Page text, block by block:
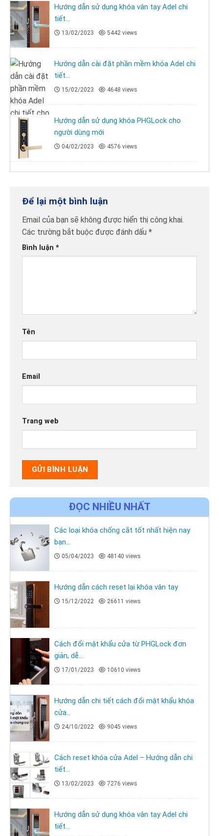
Hướng dẫn sử dụng khóa vân tay Adel chi
tiết...
13/02/2023 5442 views
Hướng dẫn cài đặt phần mềm khóa Adel chi
tiết...
15/02/2023 4648 views
Hướng dẫn sử dụng khóa PHGLock cho
người dùng mới
04/02/2023 4576 views
Để lại một bình luận
Email của bạn sẽ không được hiển thị công khai.
Các trường bắt buộc được đánh dấu *
Bình luận *
Tên
Email
Trang web
ĐỌC NHIỀU NHẤT
Các loại khóa chống cắt tốt nhất hiện nay
bạn...
05/04/2023 48140 views
Hướng dẫn cách reset lại khóa vân tay
15/12/2022 26611 views
Cách đổi mật khẩu cửa từ PHGLock đơn
giản, dễ...
17/01/2023 10610 views
Hướng dẫn chi tiết cách đổi mật khẩu khóa
cửa...
24/10/2022 9045 views
Cách reset khóa cửa Adel – Hướng dẫn chi
tiết...
13/02/2023 7276 views
Hướng dẫn sử dụng khóa vân tay Adel chi
tiết...